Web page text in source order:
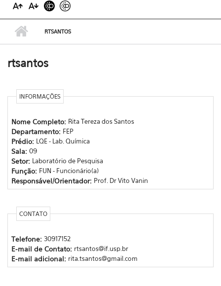
RTSANTOS
rtsantos
INFORMAÇÕES
Nome Completo: Rita Tereza dos Santos
Departamento: FEP
Prédio: LQE - Lab. Química
Sala: 09
Setor: Laboratório de Pesquisa
Função: FUN - Funcionário(a)
Responsável/Orientador: Prof. Dr Vito Vanin
CONTATO
Telefone: 30917152
E-mail de Contato: rtsantos@if.usp.br
E-mail adicional: rita.tsantos@gmail.com